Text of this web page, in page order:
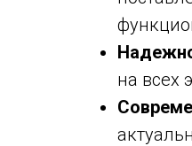
на всех